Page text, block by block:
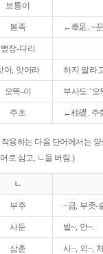
보통이
봉족 ←奉足. ~
뻗장-다리
아, 앗아라 하지 말라
오똑-이 부사도 ‘오
주초 ←柱礎. 주
용하는 다음 단어에서는
로 삼고, ㄴ을 버림.)
ㄴ
부주 ~금, 부좃-
사둔 밭~, 안~.
삼춘 시~, 외~,